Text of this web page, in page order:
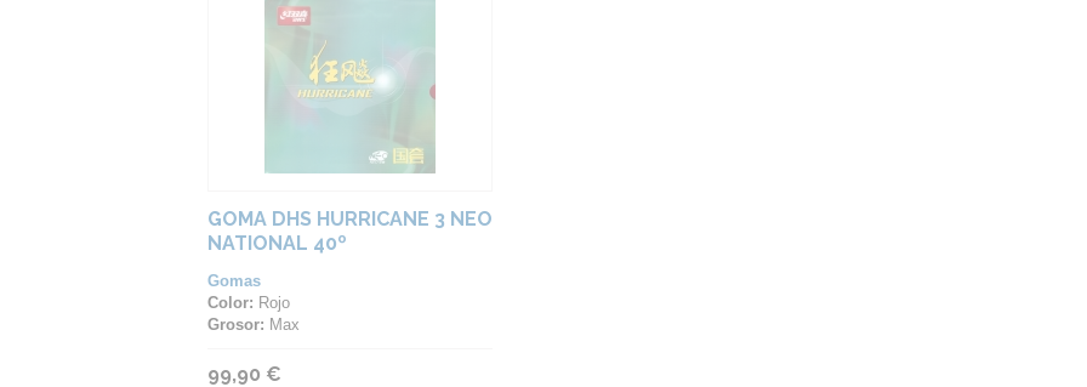
GOMA DHS HURRICANE 3 NEO
NATIONAL 40º
Gomas
Color: Rojo
Grosor: Max
99,90 €